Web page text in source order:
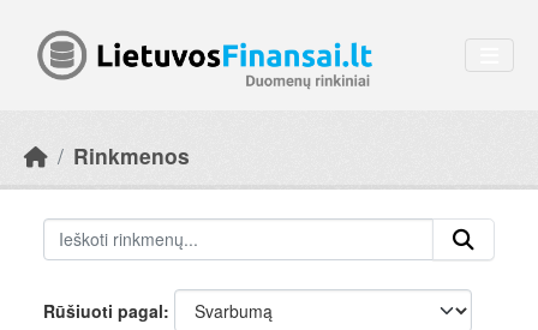
Rinkmenos
Rūšiuoti pagal